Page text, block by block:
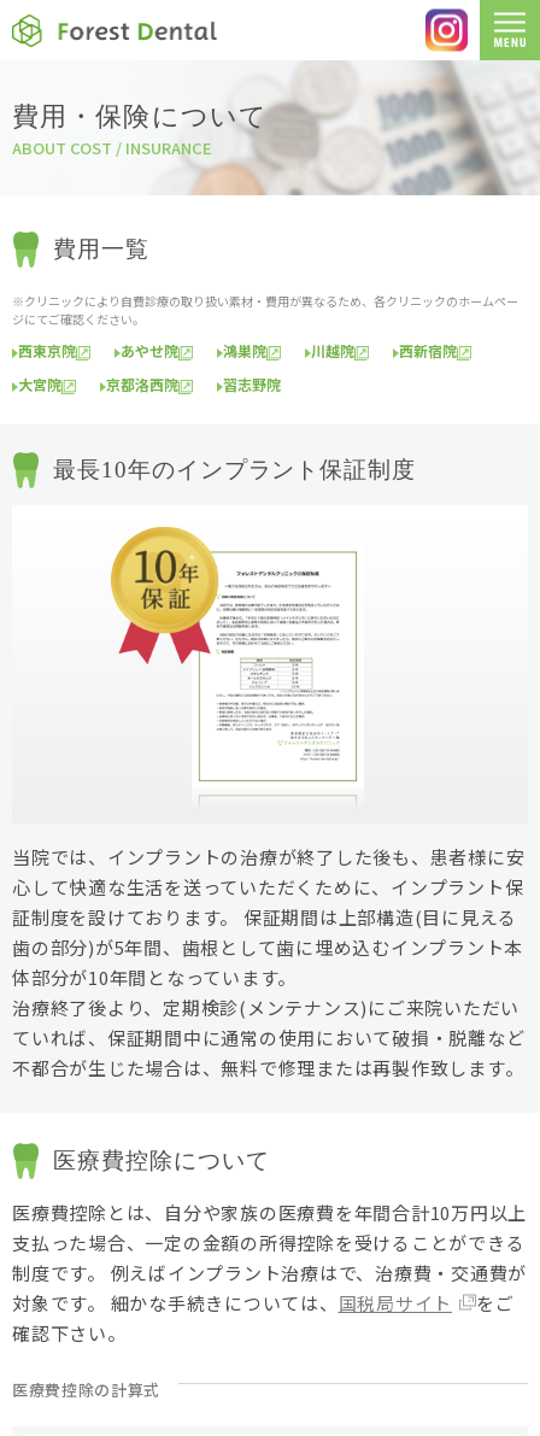
費用・保険について
ABOUT COST / INSURANCE
費用一覧
※クリニックにより自費診療の取り扱い素材・費用が異なるため、各クリニックのホームペー
ジにてご確認ください。
西東京院 あやせ院 鴻巣院 川越院
西新宿院
大宮院
京都洛西院 習志野院
最長10年のインプラント保証制度
当院では、インプラントの治療が終了した後も、患者様に安
心して快適な生活を送っていただくために、インプラント保
証制度を設けております。 保証期間は上部構造(目に見える
歯の部分)が5年間、歯根として歯に埋め込むインプラント本
体部分が10年間となっています。
治療終了後より、定期検診(メンテナンス)にご来院いただい
ていれば、保証期間中に通常の使用において破損・脱離など
不都合が生じた場合は、無料で修理または再製作致します。
医療費控除について
医療費控除とは、自分や家族の医療費を年間合計10万円以上
支払った場合、一定の金額の所得控除を受けることができる
制度です。 例えばインプラント治療はで、治療費・交通費が
対象です。 細かな手続きについては、 国税局サイト
をご
確認下さい。
医療費控除の計算式